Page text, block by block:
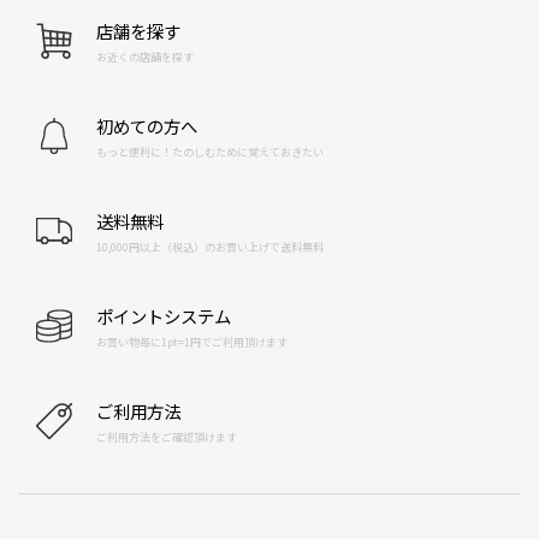
店舗を探す
お近くの店舗を探す
初めての方へ
もっと便利に！たのしむために覚えておきたい
送料無料
10,000円以上（税込）のお買い上げで送料無料
ポイントシステム
お買い物毎に1pt=1円でご利用頂けます
ご利用方法
ご利用方法をご確認頂けます